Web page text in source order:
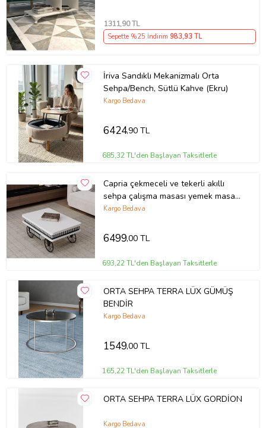
1311,90 TL
Sepette %25 İndirim 983,93 TL
İriva Sandıklı Mekanizmalı Orta
Sehpa/Bench, Sütlü Kahve (Ekru)
Kargo Bedava
6424,90 TL
685,32 TL'den Başlayan Taksitlerle
Capria çekmeceli ve tekerli akıllı
sehpa çalışma masası yemek masası
yer sofrası araba model sehpa
Kargo Bedava
6499,00 TL
693,22 TL'den Başlayan Taksitlerle
ORTA SEHPA TERRA LÜX GÜMÜŞ
BENDİR
Kargo Bedava
1549,00 TL
165,22 TL'den Başlayan Taksitlerle
ORTA SEHPA TERRA LÜX GORDİON
Kargo Bedava